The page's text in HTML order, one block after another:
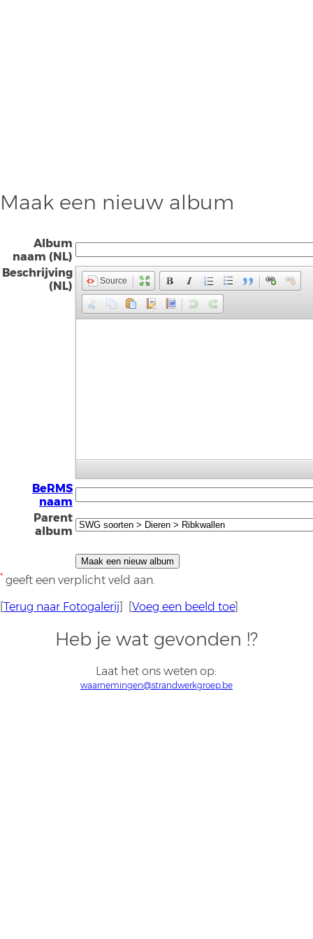
Maak een nieuw album
Album
naam (NL)
Beschrijving
(NL)
Source
BeRMS
naam
Parent
album
* geeft een verplicht veld aan.
[Terug naar Fotogalerij] [Voeg een beeld toe]
Heb je wat gevonden !?
Laat het ons weten op:
waarnemingen@strandwerkgroep.be